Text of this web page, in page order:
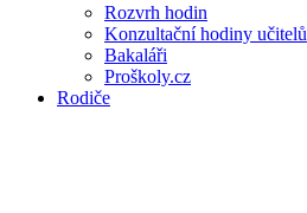
Rozvrh hodin
Konzultační hodiny učitelů
Bakaláři
Proškoly.cz
Rodiče